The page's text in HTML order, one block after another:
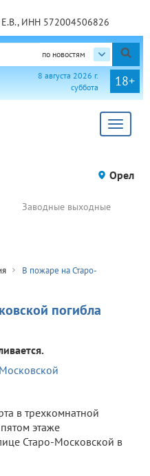
Е.В., ИНН 572004506826
по новостям
18+
8 августа 2026 г.
суббота
Toggle
Орел
Заводные выходные
В пожаре на Старо-
погибла
в трехкомнатной
этаже
Старо-Московской в